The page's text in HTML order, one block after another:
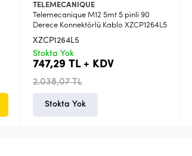
TELEMECANIQUE
Telemecanique M12 5mt 5 pinli 90
Derece Konnektörlü Kablo XZCP1264L5
XZCP1264L5
Stokta Yok
747,29 TL + KDV
2.038,07 TL
Stokta Yok